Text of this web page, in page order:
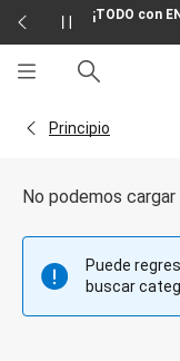
¡TODO con
Sale Femenino
Todo en Sale
Femenino
Vestidos
Corto y Medio
Bermudas y Shorts
Bermuda
Volver a la página
Principio
No podemos
Puede
buscar